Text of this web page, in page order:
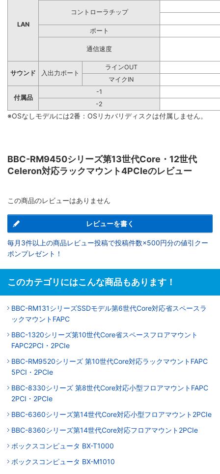
LAN
コントローラチップ
ポート
通信速度
サウンド 入出力ポート
ラインOUT
マイクIN
付属品
-1
-2
※OSなしモデルには2番：OSリカバリディスクは付属しません。
BBC-RM9450シリーズ第13世代Core・12世代
Celeron対応ラックマウント4PCIeのレビュー
この商品のレビューはありません
レビューを書く
毎月3件以上の商品レビュー投稿で投稿件数×500円分の値引クー
ポンプレゼント！
このカテゴリにはこんな商品もあります！
BBC-RM131シリーズSSDモデル第6世代Core対応省スペースラ
ックマウントFAPC
BBC-1320シリーズ第10世代Core省スペースフロアマウント
FAPC2PCI・2PCIe
BBC-RM9520シリーズ 第10世代Core対応ラックマウントFAPC
5PCI・2PCIe
BBC-8330シリーズ 第8世代Core対応小型フロアマウントFAPC
2PCI・2PCIe
BBC-6360シリーズ第14世代Core対応小型フロアマウント2PCIe
BBC-8360シリーズ第14世代Core対応フロアマウント2PCIe
ボックスコンピュータ BX-T1000
ボックスコンピュータ BX-M1010